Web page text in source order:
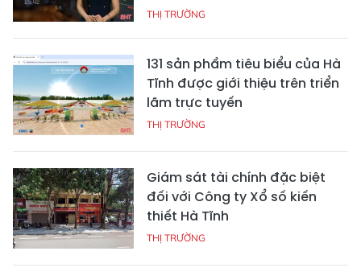
THỊ TRƯỜNG
131 sản phẩm tiêu biểu của Hà
Tĩnh được giới thiệu trên triển
lãm trực tuyến
THỊ TRƯỜNG
Giám sát tài chính đặc biệt
đối với Công ty Xổ số kiến
thiết Hà Tĩnh
THỊ TRƯỜNG